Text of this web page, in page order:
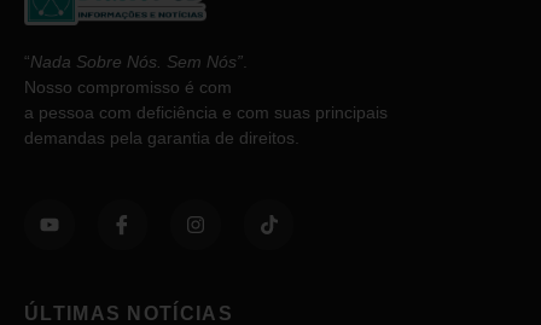
“Nada Sobre Nós. Sem Nós”
Nosso compromisso é com
a pessoa com deficiência e com suas principais
demandas pela garantia de direitos.
ÚLTIMAS NOTÍCIAS